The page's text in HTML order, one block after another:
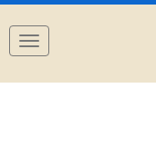
Navigation